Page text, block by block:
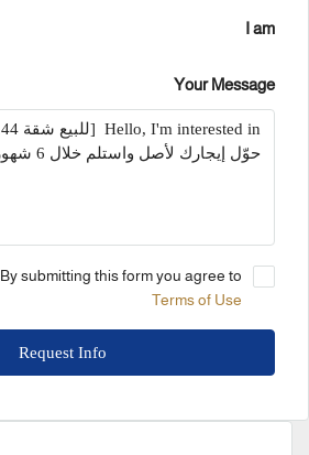
I am
Your Message
By submitting this form you agree to:
Terms of Use
Request Info